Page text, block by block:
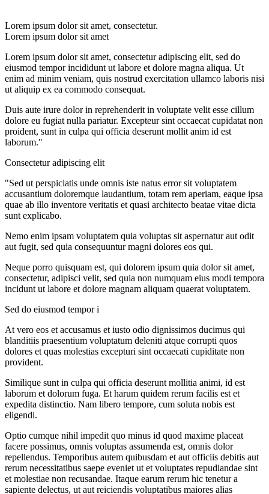
Lorem ipsum dolor sit amet, consectetur.
Lorem ipsum dolor sit amet
Lorem ipsum dolor sit amet, consectetur adipiscing elit, sed do
eiusmod tempor incididunt ut labore et dolore magna aliqua. Ut
enim ad minim veniam, quis nostrud exercitation ullamco laboris nisi
ut aliquip ex ea commodo consequat.
Duis aute irure dolor in reprehenderit in voluptate velit esse cillum
dolore eu fugiat nulla pariatur. Excepteur sint occaecat cupidatat non
proident, sunt in culpa qui officia deserunt mollit anim id est
laborum."
Consectetur adipiscing elit
"Sed ut perspiciatis unde omnis iste natus error sit voluptatem
accusantium doloremque laudantium, totam rem aperiam, eaque ipsa
quae ab illo inventore veritatis et quasi architecto beatae vitae dicta
sunt explicabo.
Nemo enim ipsam voluptatem quia voluptas sit aspernatur aut odit
aut fugit, sed quia consequuntur magni dolores eos qui.
Neque porro quisquam est, qui dolorem ipsum quia dolor sit amet,
consectetur, adipisci velit, sed quia non numquam eius modi tempora
incidunt ut labore et dolore magnam aliquam quaerat voluptatem.
Sed do eiusmod tempor i
At vero eos et accusamus et iusto odio dignissimos ducimus qui
blanditiis praesentium voluptatum deleniti atque corrupti quos
dolores et quas molestias excepturi sint occaecati cupiditate non
provident.
Similique sunt in culpa qui officia deserunt mollitia animi, id est
laborum et dolorum fuga. Et harum quidem rerum facilis est et
expedita distinctio. Nam libero tempore, cum soluta nobis est
eligendi.
Optio cumque nihil impedit quo minus id quod maxime placeat
facere possimus, omnis voluptas assumenda est, omnis dolor
repellendus. Temporibus autem quibusdam et aut officiis debitis aut
rerum necessitatibus saepe eveniet ut et voluptates repudiandae sint
et molestiae non recusandae. Itaque earum rerum hic tenetur a
sapiente delectus, ut aut reiciendis voluptatibus maiores alias